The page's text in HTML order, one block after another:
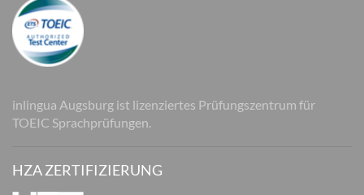
inlingua Augsburg ist lizenziertes Prüfungszentrum für
TOEIC Sprachprüfungen.
HZA ZERTIFIZIERUNG